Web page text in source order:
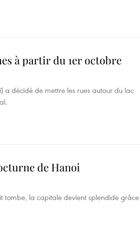
à partir du 1er octobre
a décidé de mettre les rues autour du lac
de Hanoi
tombe, la capitale devient splendide grâce